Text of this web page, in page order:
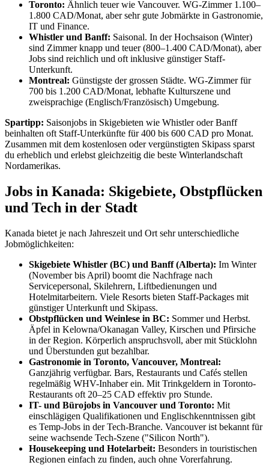
Toronto: Ähnlich teuer wie Vancouver. WG-Zimmer 1.100–
1.800 CAD/Monat, aber sehr gute Jobmärkte in Gastronomie,
IT und Finance.
Whistler und Banff: Saisonal. In der Hochsaison (Winter)
sind Zimmer knapp und teuer (800–1.400 CAD/Monat), aber
Jobs sind reichlich und oft inklusive günstiger Staff-
Unterkunft.
Montreal: Günstigste der grossen Städte. WG-Zimmer für
700 bis 1.200 CAD/Monat, lebhafte Kulturszene und
zweisprachige (Englisch/Französisch) Umgebung.
Spartipp: Saisonjobs in Skigebieten wie Whistler oder Banff
beinhalten oft Staff-Unterkünfte für 400 bis 600 CAD pro Monat.
Zusammen mit dem kostenlosen oder vergünstigten Skipass sparst
du erheblich und erlebst gleichzeitig die beste Winterlandschaft
Nordamerikas.
Jobs in Kanada: Skigebiete, Obstpflücken
und Tech in der Stadt
Kanada bietet je nach Jahreszeit und Ort sehr unterschiedliche
Jobmöglichkeiten:
Skigebiete Whistler (BC) und Banff (Alberta): Im Winter
(November bis April) boomt die Nachfrage nach
Servicepersonal, Skilehrern, Liftbedienungen und
Hotelmitarbeitern. Viele Resorts bieten Staff-Packages mit
günstiger Unterkunft und Skipass.
Obstpflücken und Weinlese in BC: Sommer und Herbst.
Äpfel in Kelowna/Okanagan Valley, Kirschen und Pfirsiche
in der Region. Körperlich anspruchsvoll, aber mit Stücklohn
und Überstunden gut bezahlbar.
Gastronomie in Toronto, Vancouver, Montreal:
Ganzjährig verfügbar. Bars, Restaurants und Cafés stellen
regelmäßig WHV-Inhaber ein. Mit Trinkgeldern in Toronto-
Restaurants oft 20–25 CAD effektiv pro Stunde.
IT- und Bürojobs in Vancouver und Toronto: Mit
einschlägigen Qualifikationen und Englischkenntnissen gibt
es Temp-Jobs in der Tech-Branche. Vancouver ist bekannt für
seine wachsende Tech-Szene ("Silicon North").
Housekeeping und Hotelarbeit: Besonders in touristischen
Regionen einfach zu finden, auch ohne Vorerfahrung.